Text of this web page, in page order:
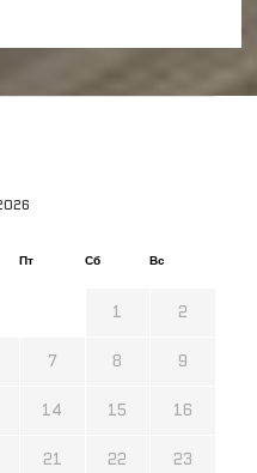
Пт Сб Вс
1 2
7 8 9
14 15 16
21 22 23